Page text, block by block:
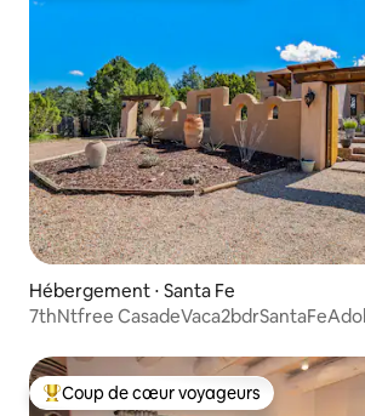
Hébergement ⋅ Santa Fe
7thNtfree
Coups de cœur voyageurs les plus
Coup de cœur voyageurs